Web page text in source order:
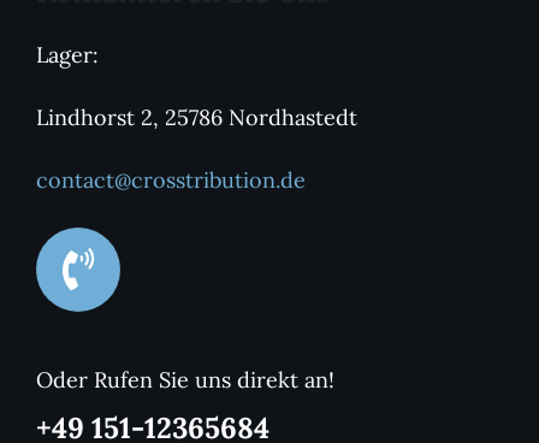
Lager:
Lindhorst 2, 25786 Nordhastedt
contact@crosstribution.de
Oder Rufen Sie uns direkt an!
+49 151-12365684